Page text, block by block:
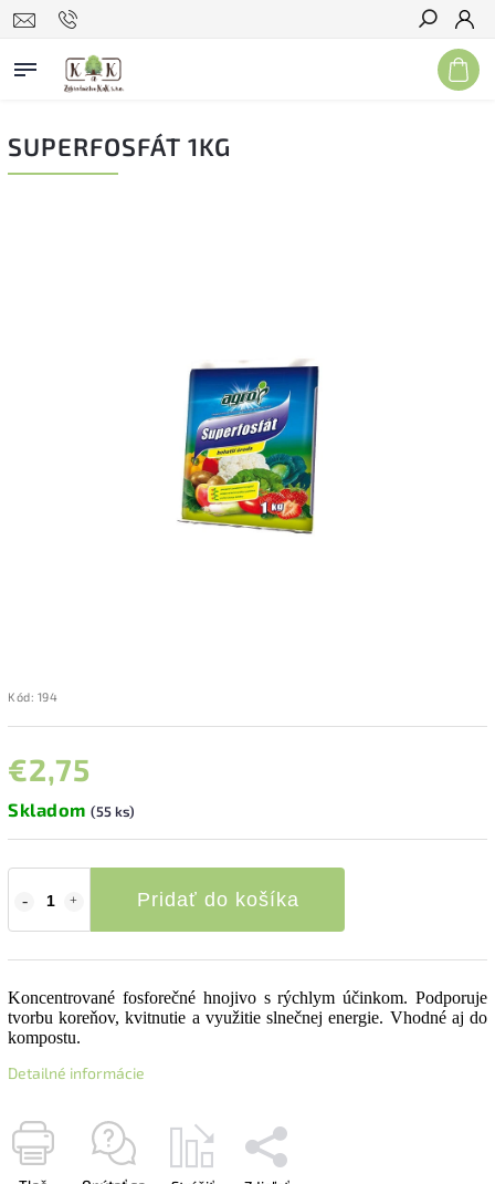
Hľadať
SUPERFOSFÁT 1KG
Kód: 194
€2,75
Skladom (55 ks)
Pridať do košíka
Koncentrované fosforečné hnojivo s rýchlym účinkom. Podporuje
tvorbu koreňov, kvitnutie a využitie slnečnej energie. Vhodné aj do
kompostu.
Detailné informácie